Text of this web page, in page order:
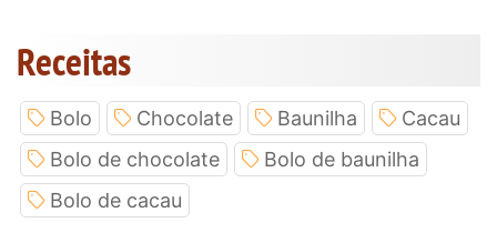
Receitas
Bolo Chocolate Baunilha
Cacau
Bolo de chocolate
Bolo de baunilha
Bolo de cacau